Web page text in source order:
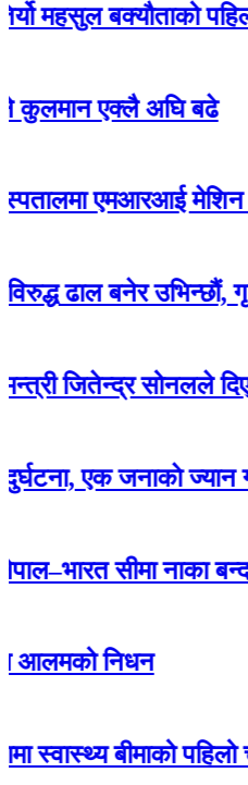
बक्यौताको पहिलो
एक्लै अघि बढे
एमआरआई मेशिन जडान
बनेर उभिन्छौं,
सोनलले दिए
जनाकाे ज्यान गयाे
सीमा नाका बन्द
निधन
बीमाको पहिलो चरण